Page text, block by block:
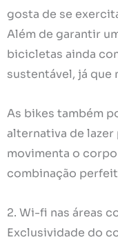
gosta de se
Além de garantir
bicicletas ainda
sustentável, já que
As bikes também
alternativa de lazer
movimenta o
combinação
2. Wi-fi nas áreas
Exclusividade do